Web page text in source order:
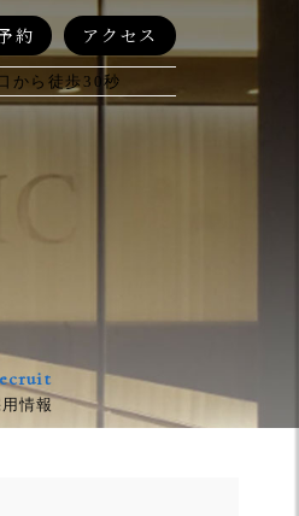
約 アクセス
から徒歩30秒
情報